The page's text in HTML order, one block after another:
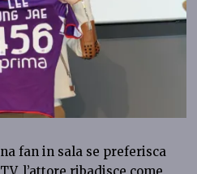
fan in sala se preferisca